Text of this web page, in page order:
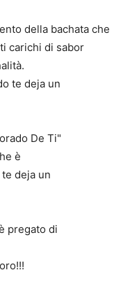
della bachata che
carichi di sabor
te deja un
De Ti"
è
deja un
pregato di